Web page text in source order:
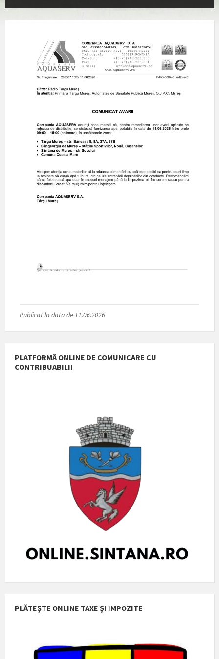
Publicat la data de 11.06.2026
PLATFORMĂ ONLINE DE COMUNICARE CU
CONTRIBUABILII
PLĂTEȘTE ONLINE TAXE ȘI IMPOZITE